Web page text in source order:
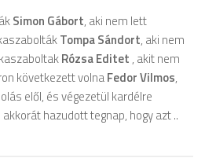
Simon Gábort, aki nem lett
Tompa Sándort, aki nem
Rózsa Editet , akit nem
következett volnaFedor Vilmos,
elől, és végezetül kardélre
akkorát hazudott tegnap, hogy azt ..